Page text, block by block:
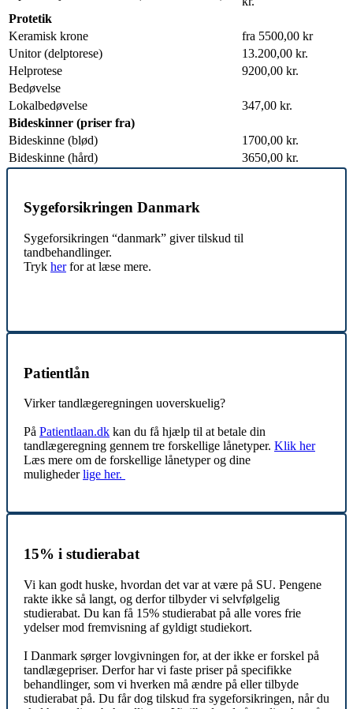
Protetik
Keramisk krone
fra 5500,00 kr
Unitor (delptorese)
13.200,00 kr.
Helprotese
9200,00 kr.
Bedøvelse
Lokalbedøvelse
347,00 kr.
Bideskinner (priser fra)
Bideskinne (blød)
1700,00 kr.
Bideskinne (hård)
3650,00 kr.
Sygeforsikringen Danmark
Sygeforsikringen “danmark” giver tilskud til
tandbehandlinger.
Tryk herfor at læse mere.
Patientlån
Virker tandlægeregningen uoverskuelig?
På Patientlaan.dk kan du få hjælp til at betale din
tandlægeregning gennem tre forskellige lånetyper. Klik her
Læs mere om de forskellige lånetyper og dine
mulighederlige her.
15% i studierabat
Vi kan godt huske, hvordan det var at være på SU. Pengene
rakte ikke så langt, og derfor tilbyder vi selvfølgelig
studierabat. Du kan få 15% studierabat på alle vores frie
ydelser mod fremvisning af gyldigt studiekort.
I Danmark sørger lovgivningen for, at der ikke er forskel på
tandlægepriser. Derfor har vi faste priser på specifikke
behandlinger, som vi hverken må ændre på eller tilbyde
studierabat på. Du får dog tilskud fra sygeforsikringen, når du